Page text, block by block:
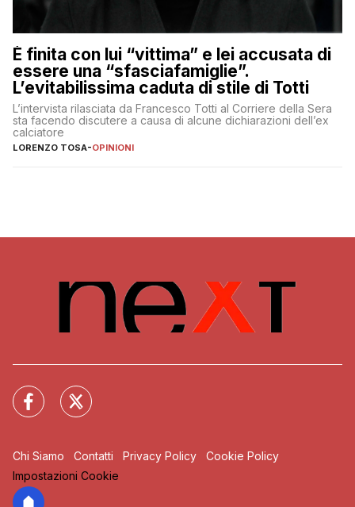
È finita con lui “vittima” e lei accusata di
essere una “sfasciafamiglie”.
L’evitabilissima caduta di stile di Totti
L’intervista rilasciata da Francesco Totti al Corriere della Sera
sta facendo discutere a causa di alcune dichiarazioni dell’ex
calciatore
LORENZO TOSA-OPINIONI
Chi Siamo Contatti Privacy Policy
Cookie Policy
Impostazioni Cookie